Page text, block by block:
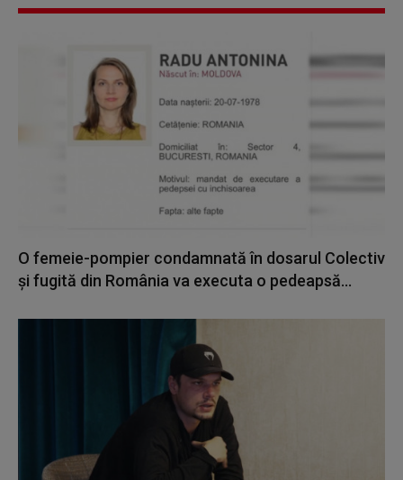
O femeie-pompier condamnată în dosarul Colectiv
și fugită din România va executa o pedeapsă...